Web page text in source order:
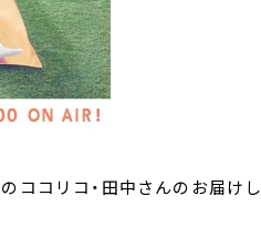
ココリコ・田中さんのお届けし